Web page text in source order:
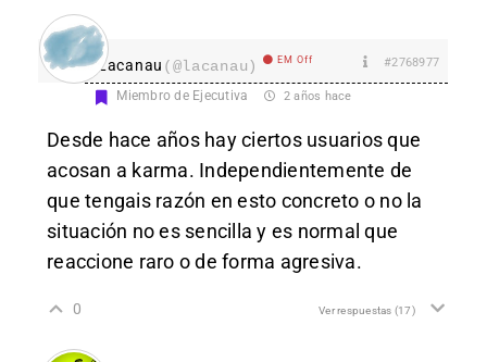
Lacanau (@lacanau) EM Off #2768977
Miembro de Ejecutiva 2 años hace
Desde hace años hay ciertos usuarios que
acosan a karma. Independientemente de
que tengais razón en esto concreto o no la
situación no es sencilla y es normal que
reaccione raro o de forma agresiva.
0 Ver respuestas (17)